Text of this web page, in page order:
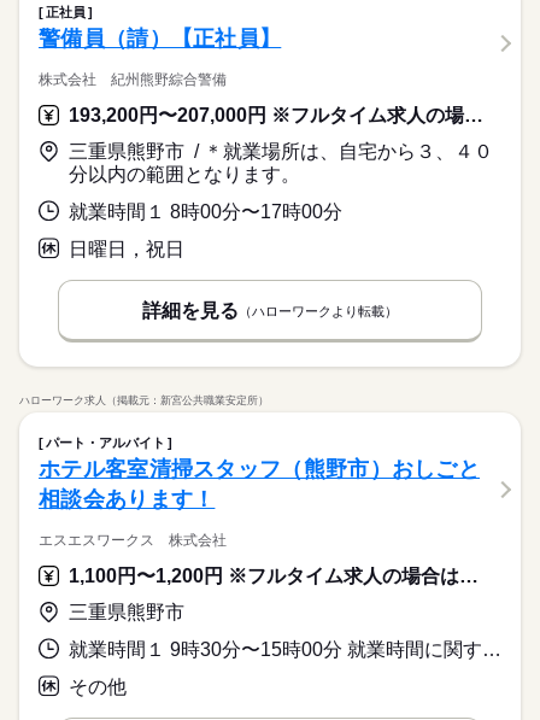
お迎えの時間にも間に合います☆ 「子どもの発表会の日は そっ
ちを優先したい…！」 というのも、もちろんOK！ シフトは自
己申告制。 家庭と両立して、 楽しく働いてくださいね♪ 【服装
について】 キャップ、シャツ、ズボン、 エプロン、ベルトまで
貸出。 動きやすさを重視しているので、 牛丼を出す動作もスム
お仕事の特徴
基本特徴
未経験OK
20代活躍 30代活躍
60代歓迎
正社員登用
募集条件
勤務先公開
交通費 勤務地固定 主婦・主夫
学生歓迎
1日7h以下
16時前退社 扶養内 週2・3日
週4日
土日祝のみ
シフト勤務
働き方・環境
社会保険制度
PC不要
なく！
応募資格
■未経験活躍中 ■学生・フリーター・主婦（夫）さん活躍中！ ■
高校生以上 ※高校生は21時までの勤務 ※校則でアルバイトに許
可が必要な際は、 学校にご相談の上、ご応募ください。 【す
き家はこんな人にオススメ】 ・家や学校の近くで時給がいいバ
イトを探している ・食事補助があると助かる ・ひま疲れはニガ
給与 時給 1,180円～1,475円
0）時給+150円 ※深夜（22時～翌5時）時給1475円 ※時給UP制
度あり♪ 【交通費備考】 規定内支給（1000円迄／日）
00：00～00：00 ※1日実働最低2時間 ※残業代は全額支給 週2日
～・1日2h～OK！ ※状況に応じて募集を終了させていただく場
合もございます。 詳細は面接時にご相談ください。 【自己申告
験や家庭の行事など イレギュラーにはもちろん対応しますの
で、 その際はお気軽にご相談ください。 ※22時～翌5時までは1
8歳以上の方
休日・休暇
シフト制
業界 サービス関連
朝って、ごはんを作って、 お子さんを見送って、 家事をこなし
て… となかなか落ち着かないですよね。 そんなときは、 少し落
お迎えの時間にも間に合います☆ 「子どもの発表会の日は そっ
ちを優先したい…！」 というのも、もちろんOK！ シフトは自
己申告制。 家庭と両立して、 楽しく働いてくださいね♪ 【服装
について】 キャップ、シャツ、ズボン、 エプロン、ベルトまで
貸出。 動きやすさを重視しているので、 牛丼を出す動作もスム
ーズにできます！
基本特徴
未経験OK 20代活躍 30代活躍 40代活躍
50代活躍
60代歓迎
正社員登用
勤務先公開 交通費
履歴書不要
就業時間・曜日
残20未満 10時～出社
1日7h以下
16時前退社 扶養内 週2・3日
週4日
土日祝のみ
シフト勤務
大手企業 社会保険制度 制服あり 禁煙・分煙
車OK
PC不要
・ご案内 ・盛つけ ・お会計 ・テーブルの片付け など まずは
簡単な業務からスタート！ 【セルフオーダー導入なので接客が
カンタン】 注文はお客様自身でオーダーするセルフオーダー式
とんどありません。 ※一部店舗を除く すぐに覚えられるお仕事
内容ですし 研修・マニュアルがあるので 初バイトの人もご心配
なく！
続きを読む
■未経験活躍中 ■学生・フリーター・主婦（夫）さん活躍中！ ■
高校生以上 ※高校生は21時までの勤務 ※校則でアルバイトに許
き家はこんな人にオススメ】 ・家や学校の近くで時給がいいバ
イトを探している ・食事補助があると助かる ・ひま疲れはニガ
テ
【給与備考】 ※高校生時給1087円～ ※早朝手当（5：00-9：0
0）時給+150円 ※深夜（22時～翌5時）時給1475円 ※時給UP制
度あり♪ 【交通費備考】 規定内支給（1000円迄／日）
期間・時間 3ヵ月以上
00：00～00：00 ※1日実働最低2時間 ※残業代は全額支給 週2日
～・1日2h～OK！ ※状況に応じて募集を終了させていただく場
合もございます。 詳細は面接時にご相談ください。 【自己申告
による契約シフト】 基本は固定シフトになりますが、 学校の試
験や家庭の行事など イレギュラーにはもちろん対応しますの
応募する
正社員
警備員（請）【正社員】
株式会社 紀州熊野綜合警備
193,200円〜207,000円 ※フルタイム求人の場合は月額（換算額）、パート求人の場合は時間額を表示しています。
三重県熊野市 / ＊就業場所は、自宅から３、４０
分以内の範囲となります。
就業時間１ 8時00分〜17時00分
日曜日，祝日
詳細を見る （ハローワークより転載）
ハローワーク求人（掲載元：新宮公共職業安定所）
パート・アルバイト
ホテル客室清掃スタッフ（熊野市）おしごと
相談会あります！
エスエスワークス 株式会社
1,100円〜1,200円 ※フルタイム求人の場合は月額（換算額）、パート求人の場合は時間額を表示しています。
三重県熊野市
就業時間１ 9時30分〜15時00分 就業時間に関する特記事項 ・シフト制。
その他